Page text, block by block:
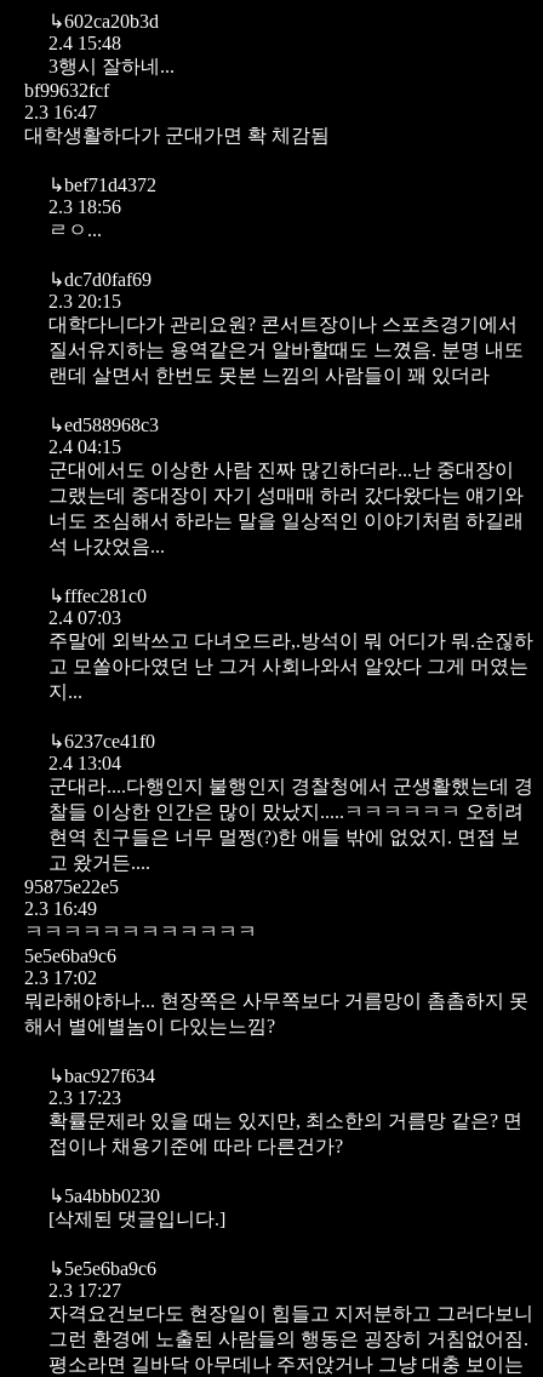
↳602ca20b3d
2.4 15:48
3행시 잘하네...
bf99632fcf
2.3 16:47
대학생활하다가 군대가면 확 체감됨
↳bef71d4372
2.3 18:56
ㄹㅇ...
↳dc7d0faf69
2.3 20:15
대학다니다가 관리요원? 콘서트장이나 스포츠경기에서
질서유지하는 용역같은거 알바할때도 느꼈음. 분명 내또
랜데 살면서 한번도 못본 느낌의 사람들이 꽤 있더라
↳ed588968c3
2.4 04:15
군대에서도 이상한 사람 진짜 많긴하더라...난 중대장이
그랬는데 중대장이 자기 성매매 하러 갔다왔다는 얘기와
너도 조심해서 하라는 말을 일상적인 이야기처럼 하길래
석 나갔었음...
↳fffec281c0
2.4 07:03
주말에 외박쓰고 다녀오드라,.방석이 뭐 어디가 뭐.순짆하
고 모쏠아다였던 난 그거 사회나와서 알았다 그게 머였는
지...
↳6237ce41f0
2.4 13:04
군대라....다행인지 불행인지 경찰청에서 군생활했는데 경
찰들 이상한 인간은 많이 맜났지.....ㅋㅋㅋㅋㅋㅋ 오히려
현역 친구들은 너무 멀쩡(?)한 애들 밖에 없었지. 면접 보
고 왔거든....
95875e22e5
2.3 16:49
ㅋㅋㅋㅋㅋㅋㅋㅋㅋㅋㅋㅋ
5e5e6ba9c6
2.3 17:02
뭐라해야하나... 현장쪽은 사무쪽보다 거름망이 촘촘하지 못
해서 별에별놈이 다있는느낌?
↳bac927f634
2.3 17:23
확률문제라 있을 때는 있지만, 최소한의 거름망 같은? 면
접이나 채용기준에 따라 다른건가?
↳5a4bbb0230
[삭제된 댓글입니다.]
↳5e5e6ba9c6
2.3 17:27
자격요건보다도 현장일이 힘들고 지저분하고 그러다보니
그런 환경에 노출된 사람들의 행동은 굉장히 거침없어짐.
평소라면 길바닥 아무데나 주저앉거나 그냥 대충 보이는